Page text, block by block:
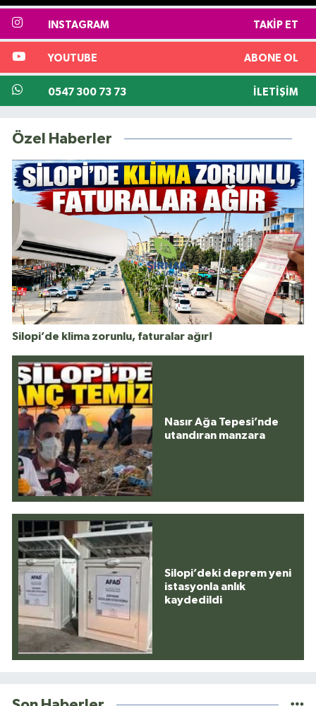
INSTAGRAM TAKIP ET
YOUTUBE ABONE OL
0547 300 73 73 İLETIŞIM
Özel Haberler
Silopi’de klima zorunlu, faturalar ağır!
Nasır Ağa Tepesi’nde
utandıran manzara
Silopi’deki deprem yeni
istasyonla anlık
kaydedildi